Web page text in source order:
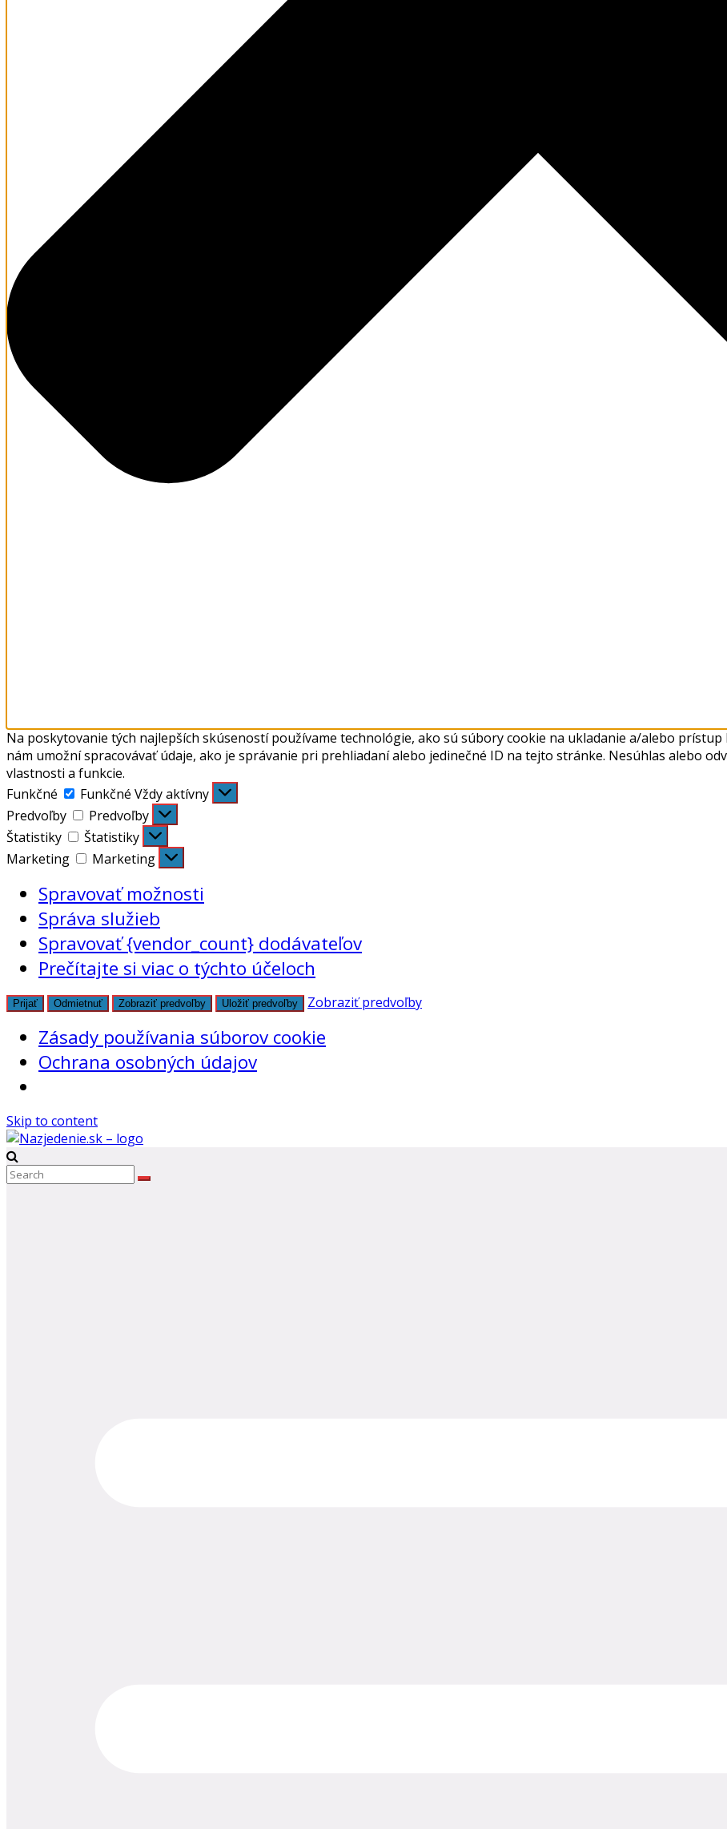
Na poskytovanie tých najlepších skúseností používame technológie, ako sú súbory cookie na ukladanie a/alebo
nám umožní spracovávať údaje, ako je správanie pri prehliadaní alebo jedinečné ID na tejto stránke. Nesúhlas alebo
vlastnosti a funkcie.
Funkčné
Funkčné Vždy aktívny
Predvoľby
Predvoľby
Štatistiky
Štatistiky
Marketing
Marketing
Spravovať možnosti
Správa služieb
Spravovať {vendor_count} dodávateľov
Prečítajte si viac o týchto účeloch
Prijať Odmietnuť Zobraziť predvoľby Uložiť predvoľby Zobraziť predvoľby
Zásady používania súborov cookie
Ochrana osobných údajov
Skip to content